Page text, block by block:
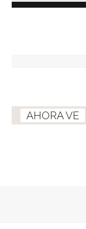
AHORA VE